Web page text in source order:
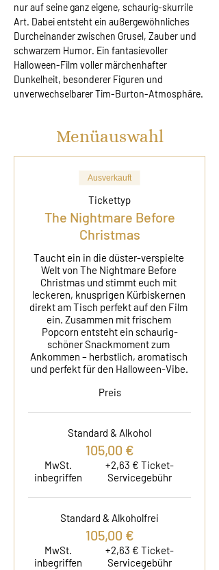
nur auf seine ganz eigene, schaurig-skurrile
Art. Dabei entsteht ein außergewöhnliches
Durcheinander zwischen Grusel, Zauber und
schwarzem Humor. Ein fantasievoller
Halloween-Film voller märchenhafter
Dunkelheit, besonderer Figuren und
unverwechselbarer Tim-Burton-Atmosphäre.
Menüauswahl
Ausverkauft
Tickettyp
The Nightmare Before
Christmas
Taucht ein in die düster-verspielte
Welt von The Nightmare Before
Christmas und stimmt euch mit
leckeren, knusprigen Kürbiskernen
direkt am Tisch perfekt auf den Film
ein. Zusammen mit frischem
Popcorn entsteht ein schaurig-
schöner Snackmoment zum
Ankommen – herbstlich, aromatisch
und perfekt für den Halloween-Vibe.
Preis
Standard & Alkohol
105,00 €
MwSt.
inbegriffen
+2,63 € Ticket-
Servicegebühr
Standard & Alkoholfrei
105,00 €
MwSt.
inbegriffen
+2,63 € Ticket-
Servicegebühr